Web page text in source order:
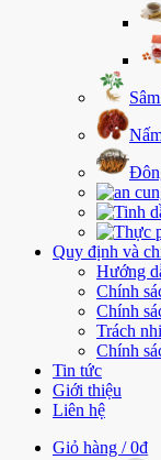
Quy định và
Hướng
Chính
Chính
Trách
Chính
Tin tức
Giới thiệu
Liên hệ
Giỏ hàng /0₫